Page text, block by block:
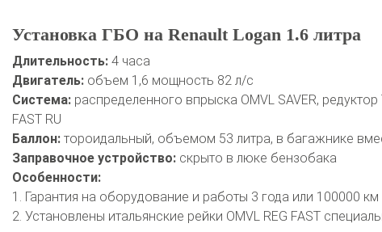
Установка ГБО на Renault Logan 1.6 литра
Длительность: 4 часа
Двигатель: объем 1,6 мощность 82 л/с
Система: распределенного впрыска OMVL SAVER,
FAST RU
Баллон: тороидальный, объемом 53 литра, в багажнике
Заправочное устройство: скрыто в люке бензобака
Особенности:
1. Гарантия на оборудование и работы 3 года или 100000
2. Установлены итальянские рейки OMVL REG FAST